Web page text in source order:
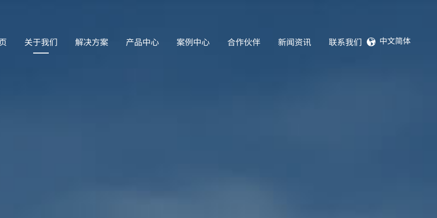
中文简体
关于我们 解决方案 产品中心 案例中心 合作伙伴 新闻资讯 联系我们